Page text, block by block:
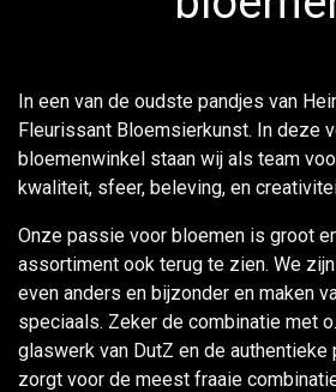
In een van de oudste pandjes van
Fleurissant Bloemsierkunst. In deze
bloemenwinkel staan wij als team
kwaliteit, sfeer, beleving, en
Onze passie voor bloemen is groot
assortiment ook terug te zien. We
even anders en bijzonder en maken
speciaals. Zeker de combinatie met
glaswerk van DutZ en de
zorgt voor de meest fraaie